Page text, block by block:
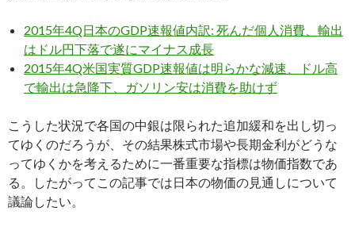
2015年4Q日本のGDP速報値内訳: 死んだ個人消費、輸出
はドル円下落で遂にマイナス成長
2015年4Q米国実質GDP速報値は明らかな減速、ドル高
で輸出は急降下、ガソリン安は消費を助けず
こうした状況で各国の中銀は限られた追加緩和を出し切っ
てゆくのだろうが、その結果株式市場や長期金利がどうな
ってゆくかを考えるために一番重要な指標は物価指数であ
る。したがってこの記事では日本の物価の見通しについて
議論したい。